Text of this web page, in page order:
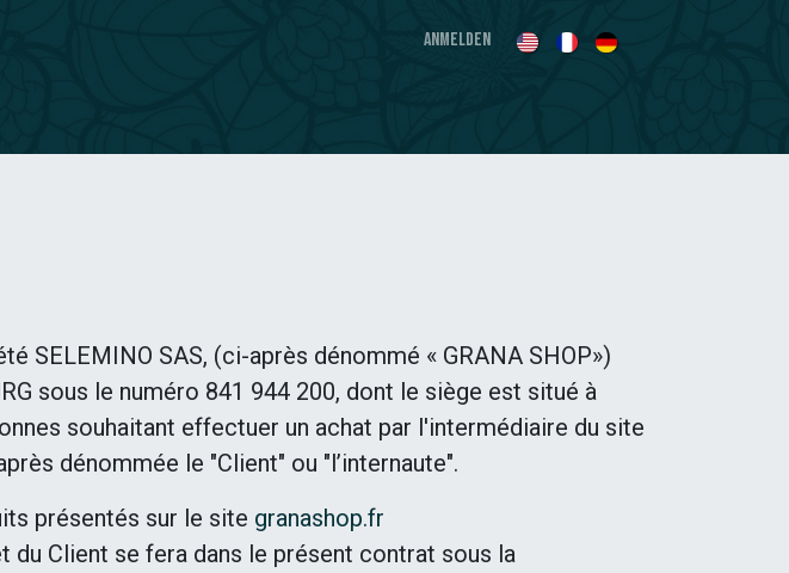
Anmelden
SELEMINO SAS, (ci-après dénommé « GRANA SHOP»)
sous le numéro 841 944 200, dont le siège est situé à
souhaitant effectuer un achat par l'intermédiaire du site
dénommée le "Client" ou "l’internaute".
présentés sur le site granashop.fr
du Client se fera dans le présent contrat sous la